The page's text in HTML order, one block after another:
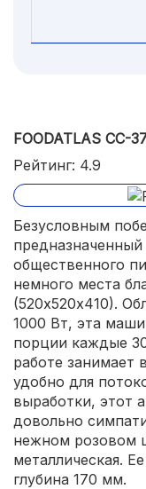
FOODATLAS CC-
Рейтинг: 4.9
Безусловным
общественного
немного места
(520х520х410).
1000 Вт, эта
порции каждые
работе занимает
удобно для
выработки, этот
довольно
нежном розовом
металлическая.
глубина 170 мм.